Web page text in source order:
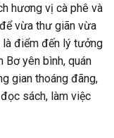
hương vị cà phê và
vừa thư giãn vừa
điểm đến lý tưởng
Bơ yên bình, quán
gian thoáng đãng,
sách, làm việc